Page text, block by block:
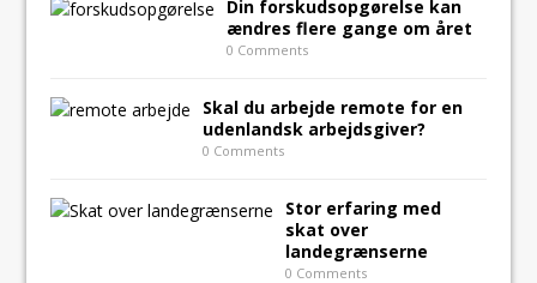
Din forskudsopgørelse kan
ændres flere gange om året
0 Comments
Skal du arbejde remote for en
udenlandsk arbejdsgiver?
0 Comments
Stor erfaring med
skat over
landegrænserne
0 Comments